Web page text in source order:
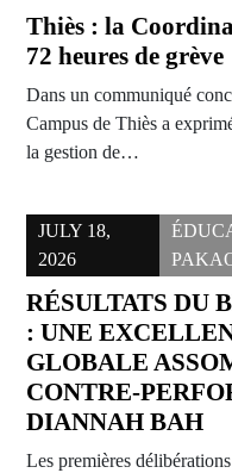
Thiès : la
72 heures de grève
Dans un communiqué
Campus de Thiès a
la gestion de…
JULY 18,
2026
RÉSULTATS DU
: UNE
GLOBALE
CONTRE-
DIANNAH BAH
Les premières